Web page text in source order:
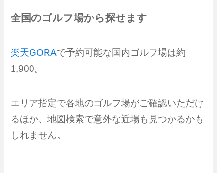
全国のゴルフ場から探せます
楽天GORAで予約可能な国内ゴルフ場は約
1,900。
エリア指定で各地のゴルフ場がご確認いただけ
るほか、地図検索で意外な近場も見つかるかも
しれません。